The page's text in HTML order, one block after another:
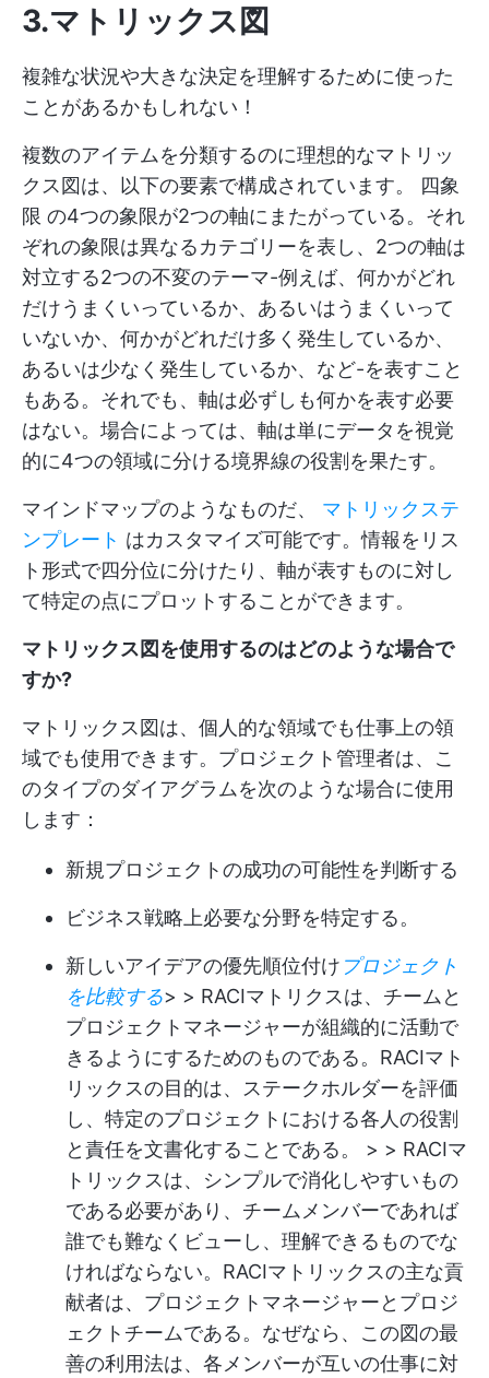
3.マトリックス図
複雑な状況や大きな決定を理解するために使った
ことがあるかもしれない！
複数のアイテムを分類するのに理想的なマトリッ
クス図は、以下の要素で構成されています。 四象
限 の4つの象限が2つの軸にまたがっている。それ
ぞれの象限は異なるカテゴリーを表し、2つの軸は
対立する2つの不変のテーマ-例えば、何かがどれ
だけうまくいっているか、あるいはうまくいって
いないか、何かがどれだけ多く発生しているか、
あるいは少なく発生しているか、など-を表すこと
もある。それでも、軸は必ずしも何かを表す必要
はない。場合によっては、軸は単にデータを視覚
的に4つの領域に分ける境界線の役割を果たす。
マインドマップのようなものだ、 マトリックステ
ンプレート はカスタマイズ可能です。情報をリス
ト形式で四分位に分けたり、軸が表すものに対し
て特定の点にプロットすることができます。
マトリックス図を使用するのはどのような場合で
すか?
マトリックス図は、個人的な領域でも仕事上の領
域でも使用できます。プロジェクト管理者は、こ
のタイプのダイアグラムを次のような場合に使用
します：
新規プロジェクトの成功の可能性を判断する
ビジネス戦略上必要な分野を特定する。
新しいアイデアの優先順位付け プロジェクト
を比較する> > RACIマトリクスは、チームと
プロジェクトマネージャーが組織的に活動で
きるようにするためのものである。RACIマト
リックスの目的は、ステークホルダーを評価
し、特定のプロジェクトにおける各人の役割
と責任を文書化することである。 > > RACIマ
トリックスは、シンプルで消化しやすいもの
である必要があり、チームメンバーであれば
誰でも難なくビューし、理解できるものでな
ければならない。RACIマトリックスの主な貢
献者は、プロジェクトマネージャーとプロジ
ェクトチームである。なぜなら、この図の最
善の利用法は、各メンバーが互いの仕事に対